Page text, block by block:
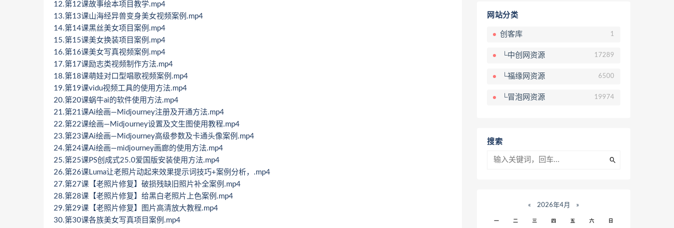
12.第12课故事绘本项目教学.mp4
13.第13课山海经异兽变身美女视频案例.mp4
14.第14课黑丝美女项目案例.mp4
15.第15课美女换装项目案例.mp4
16.第16课美女写真视频案例.mp4
17.第17课励志类视频制作方法.mp4
18.第18课萌娃对口型唱歌视频案例.mp4
19.第19课vidu视频工具的使用方法.mp4
20.第20课蜗牛ai的软件使用方法.mp4
21.第21课Ai绘画—Midjourney注册及开通方法.mp4
22.第22课绘画—Midjourney设置及文生图使用教程.mp4
23.第23课Ai绘画—Midjourney高级参数及卡通头像案例.mp4
24.第24课Ai绘画—midjourney画廊的使用方法.mp4
25.第25课PS创成式25.0爱国版安装使用方法.mp4
26.第26课Luma让老照片动起来效果提示词技巧+案例分析，.mp4
27.第27课【老照片修复】破损残缺旧照片补全案例.mp4
28.第28课【老照片修复】给黑白老照片上色案例.mp4
29.第29课【老照片修复】图片高清放大教程.mp4
30.第30课各族美女写真项目案例.mp4
网站分类
创客库 1
└中创网资源 17289
└福缘网资源 6500
└冒泡网资源 19974
搜索
« 2026年4月 »
一 二 三 四 五 六 日